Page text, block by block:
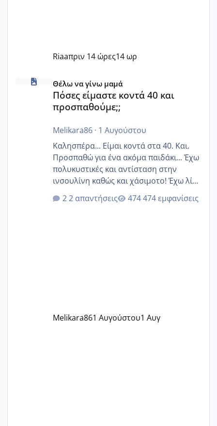
Riaaπριν 14 ώρες14 ωρ
Πόσες είμαστε κοντά 40 και προσπαθούμε;;
Θέλω να γίνω μαμά
Πόσες είμαστε κοντά 40 και
προσπαθούμε;;
Melikara86· 1 Αυγούστου
Καλησπέρα... Είμαι κοντά στα 40. Και.
Προσπαθώ για ένα ακόμα παιδάκι... Έχω
πολυκυστικές και αντίσταση στην
ινσουλίνη καθώς και χάσιμοτο! Έχω λίγα
κιλά παραπάνω και όσο κ αν προσπαθώ
δεν χάνω εύκολα! Προσπαθώ για ακόμη
2 απαντήσεις 474 εμφανίσεις
Melikara861 Αυγούστου1 Αυγ